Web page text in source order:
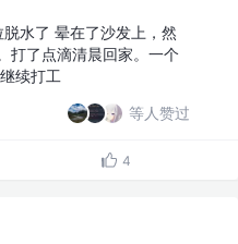
水了 晕在了沙发上，然
打了点滴清晨回家。一个
续打工
等人赞过
4